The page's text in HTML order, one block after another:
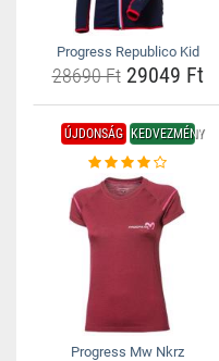
Progress Republico Kid
28690 Ft29049 Ft
ÚJDONSÁG KEDVEZMÉNY
Progress Mw Nkrz